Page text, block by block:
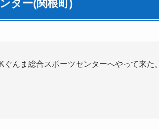
ター(関根町)
んま総合スポーツセンターへやって来た。